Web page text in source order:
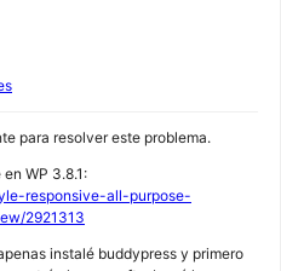
para resolver este problema.
WP 3.8.1:
responsive-all-purpose-
2921313
instalé buddypress y primero